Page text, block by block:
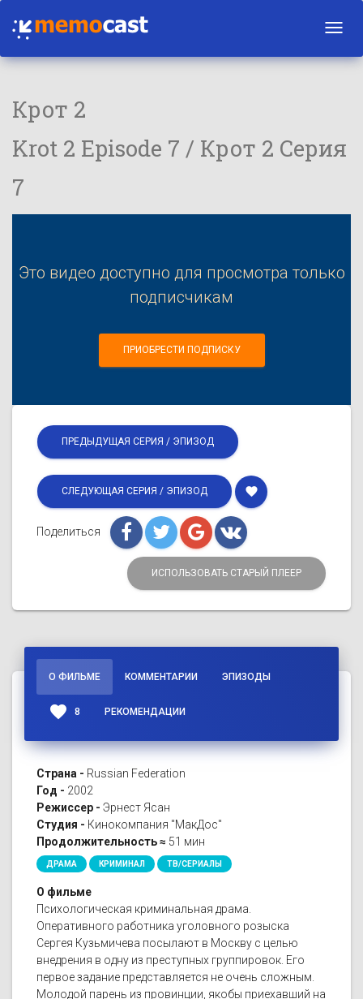
Крот 2
Krot 2 Episode 7 / Крот 2 Серия
7
Это видео доступно для просмотра только
подписчикам
ПРИОБРЕСТИ ПОДПИСКУ
ПРЕДЫДУЩАЯ СЕРИЯ / ЭПИЗОД
СЛЕДУЮЩАЯ СЕРИЯ / ЭПИЗОД favorite
Поделиться
ИСПОЛЬЗОВАТЬ СТАРЫЙ ПЛЕЕР
О ФИЛЬМЕ КОММЕНТАРИИ ЭПИЗОДЫ
favorite 8 РЕКОМЕНДАЦИИ
Страна - Russian Federation
Год - 2002
Режиссер - Эрнест Ясан
Студия - Кинокомпания "МакДос"
Продолжительность ≈ 51 мин
ДРАМА КРИМИНАЛ ТВ/СЕРИАЛЫ
О фильме
Психологическая криминальная драма.
Оперативного работника уголовного розыска
Сергея Кузьмичева посылают в Москву с целью
внедрения в одну из преступных группировок. Его
первое задание представляется не очень сложным.
Молодой парень из провинции, якобы приехавший на